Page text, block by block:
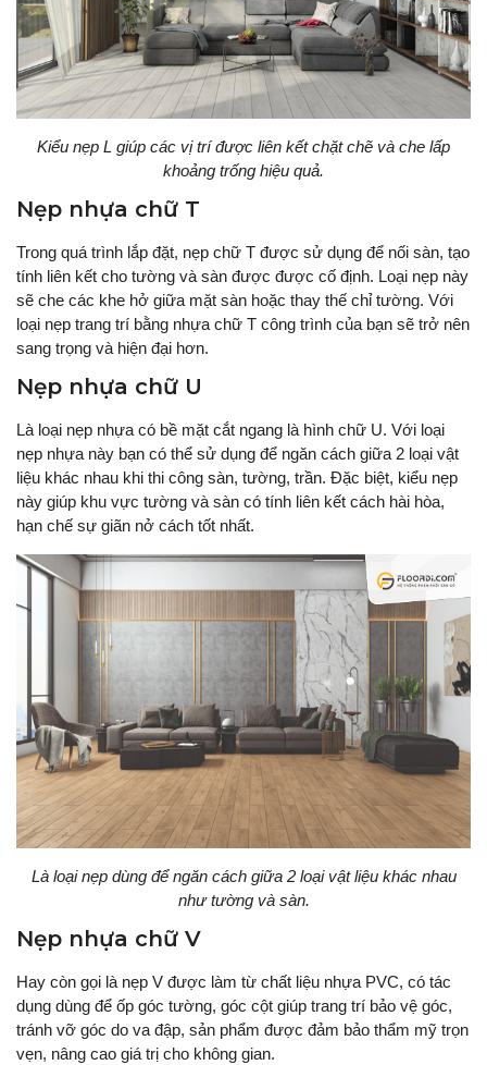
Kiểu nẹp L giúp các vị trí được liên kết chặt chẽ và che lấp
khoảng trống hiệu quả.
Nẹp nhựa chữ T
Trong quá trình lắp đặt, nẹp chữ T được sử dụng để nối sàn, tạo
tính liên kết cho tường và sàn được được cố định. Loại nẹp này
sẽ che các khe hở giữa mặt sàn hoặc thay thế chỉ tường. Với
loại nẹp trang trí bằng nhựa chữ T công trình của bạn sẽ trở nên
sang trọng và hiện đại hơn.
Nẹp nhựa chữ U
Là loại nẹp nhựa có bề mặt cắt ngang là hình chữ U. Với loại
nẹp nhựa này bạn có thể sử dụng để ngăn cách giữa 2 loại vật
liệu khác nhau khi thi công sàn, tường, trần. Đặc biệt, kiểu nẹp
này giúp khu vực tường và sàn có tính liên kết cách hài hòa,
hạn chế sự giãn nở cách tốt nhất.
Là loại nẹp dùng để ngăn cách giữa 2 loại vật liệu khác nhau
như tường và sàn.
Nẹp nhựa chữ V
Hay còn gọi là nẹp V được làm từ chất liệu nhựa PVC, có tác
dụng dùng để ốp góc tường, góc cột giúp trang trí bảo vệ góc,
tránh vỡ góc do va đập, sản phẩm được đảm bảo thẩm mỹ trọn
vẹn, nâng cao giá trị cho không gian.